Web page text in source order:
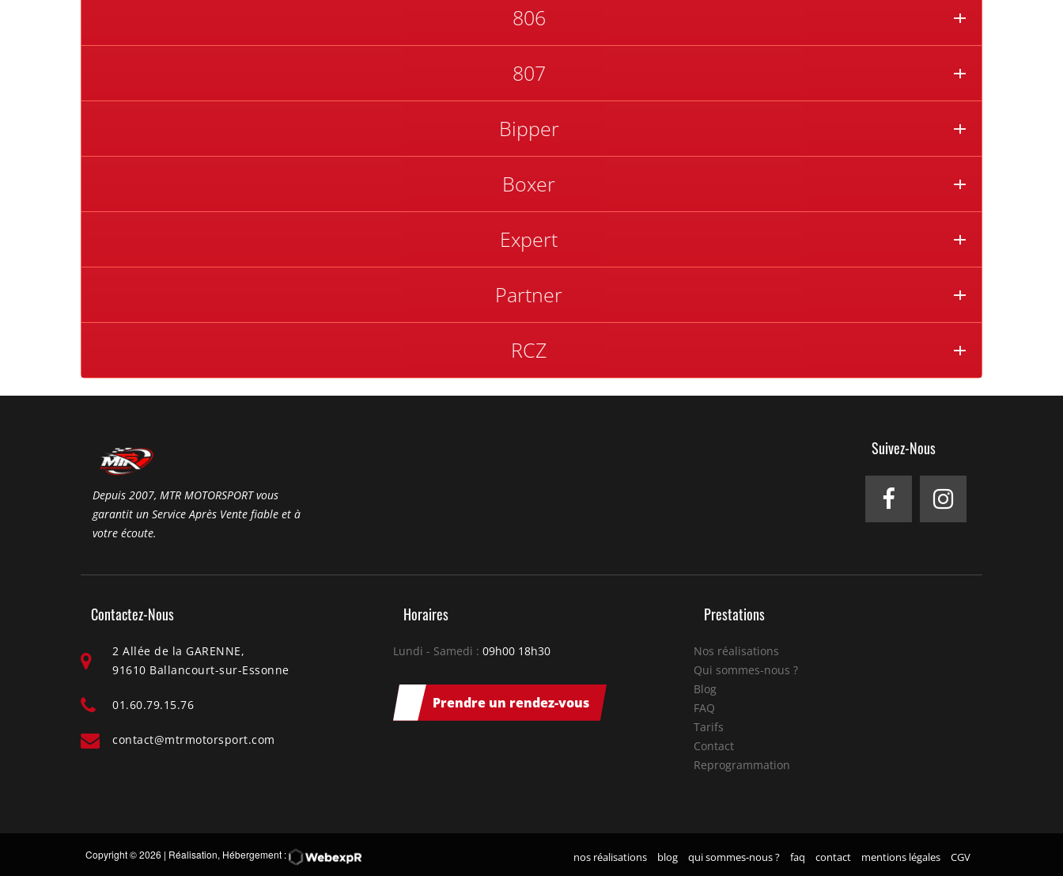
806
807
Bipper
Boxer
Expert
Partner
RCZ
Depuis 2007, MTR MOTORSPORT vous
garantit un Service Après Vente fiable et à
votre écoute.
Suivez-Nous
Contactez-Nous
2 Allée de la GARENNE,
91610 Ballancourt-sur-Essonne
01.60.79.15.76
contact@mtrmotorsport.com
Horaires
Lundi - Samedi : 09h00 18h30
Prendre un rendez-vous
Prestations
Nos réalisations
Qui sommes-nous ?
Blog
FAQ
Tarifs
Contact
Reprogrammation
Copyright© 2026 | Réalisation, Hébergement : nos réalisations blog qui sommes-nous ? faq contact mentions légales CGV